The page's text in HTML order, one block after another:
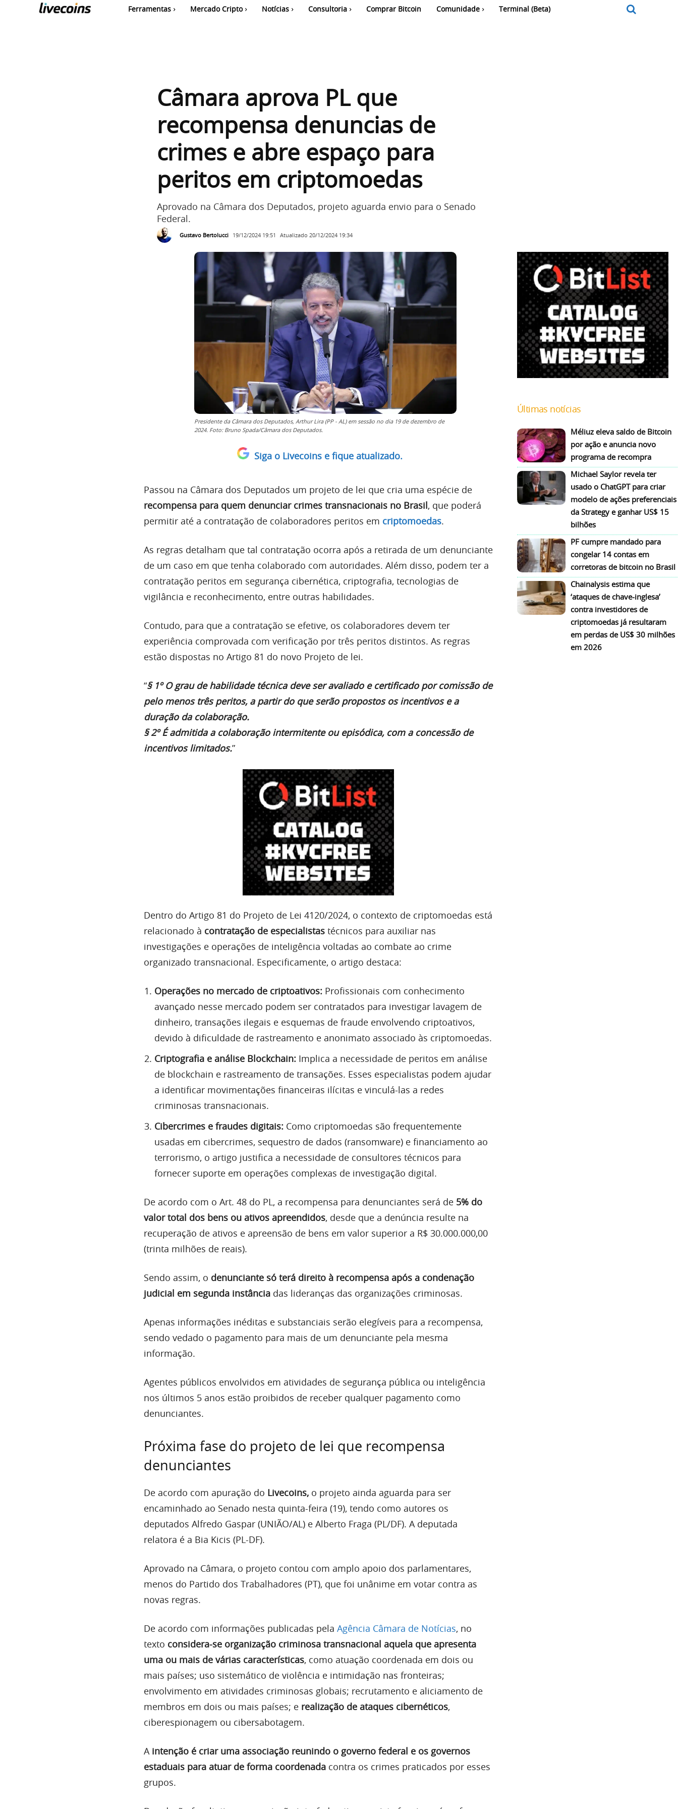
Ferramentas Mercado Cripto Notícias Consultoria Comprar Bitcoin Comunidade Terminal (Beta)
Câmara aprova PL que
recompensa denuncias de
crimes e abre espaço para
peritos em criptomoedas
Aprovado na Câmara dos Deputados, projeto aguarda envio para o Senado
Federal.
Gustavo Bertolucci 19/12/2024 19:51 Atualizado 20/12/2024 19:34
Presidente da Câmara dos Deputados, Arthur Lira (PP - AL) em sessão no dia 19 de dezembro de
2024. Foto: Bruno Spada/Câmara dos Deputados.
Siga o Livecoins e fique atualizado.
Passou na Câmara dos Deputados um projeto de lei que cria uma espécie de
recompensa para quem denunciar crimes transnacionais no Brasil, que poderá
permitir até a contratação de colaboradores peritos em criptomoedas.
As regras detalham que tal contratação ocorra após a retirada de um denunciante
de um caso em que tenha colaborado com autoridades. Além disso, podem ter a
contratação peritos em segurança cibernética, criptografia, tecnologias de
vigilância e reconhecimento, entre outras habilidades.
Contudo, para que a contratação se efetive, os colaboradores devem ter
experiência comprovada com verificação por três peritos distintos. As regras
estão dispostas no Artigo 81 do novo Projeto de lei.
“§ 1º O grau de habilidade técnica deve ser avaliado e certificado por comissão de
pelo menos três peritos, a partir do que serão propostos os incentivos e a
duração da colaboração.
§ 2º É admitida a colaboração intermitente ou episódica, com a concessão de
incentivos limitados.”
Dentro do Artigo 81 do Projeto de Lei 4120/2024, o contexto de criptomoedas está
relacionado à contratação de especialistas técnicos para auxiliar nas
investigações e operações de inteligência voltadas ao combate ao crime
organizado transnacional. Especificamente, o artigo destaca:
Operações no mercado de criptoativos: Profissionais com conhecimento
avançado nesse mercado podem ser contratados para investigar lavagem de
dinheiro, transações ilegais e esquemas de fraude envolvendo criptoativos,
devido à dificuldade de rastreamento e anonimato associado às criptomoedas.
Criptografia e análise Blockchain: Implica a necessidade de peritos em análise
de blockchain e rastreamento de transações. Esses especialistas podem ajudar
a identificar movimentações financeiras ilícitas e vinculá-las a redes
criminosas transnacionais.
Cibercrimes e fraudes digitais: Como criptomoedas são frequentemente
usadas em cibercrimes, sequestro de dados (ransomware) e financiamento ao
terrorismo, o artigo justifica a necessidade de consultores técnicos para
fornecer suporte em operações complexas de investigação digital.
De acordo com o Art. 48 do PL, a recompensa para denunciantes será de 5% do
valor total dos bens ou ativos apreendidos, desde que a denúncia resulte na
recuperação de ativos e apreensão de bens em valor superior a R$ 30.000.000,00
(trinta milhões de reais)​.
Sendo assim, o denunciante só terá direito à recompensa após a condenação
judicial em segunda instância das lideranças das organizações criminosas.
Apenas informações inéditas e substanciais serão elegíveis para a recompensa,
sendo vedado o pagamento para mais de um denunciante pela mesma
informação​.
Agentes públicos envolvidos em atividades de segurança pública ou inteligência
nos últimos 5 anos estão proibidos de receber qualquer pagamento como
denunciantes​.
Próxima fase do projeto de lei que recompensa
denunciantes
De acordo com apuração do Livecoins, o projeto ainda aguarda para ser
encaminhado ao Senado nesta quinta-feira (19), tendo como autores os
deputados Alfredo Gaspar (UNIÃO/AL) e Alberto Fraga (PL/DF). A deputada
relatora é a Bia Kicis (PL-DF).
Aprovado na Câmara, o projeto contou com amplo apoio dos parlamentares,
menos do Partido dos Trabalhadores (PT), que foi unânime em votar contra as
novas regras.
De acordo com informações publicadas pela Agência Câmara de Notícias, no
texto considera-se organização criminosa transnacional aquela que apresenta
uma ou mais de várias características, como atuação coordenada em dois ou
mais países; uso sistemático de violência e intimidação nas fronteiras;
envolvimento em atividades criminosas globais; recrutamento e aliciamento de
membros em dois ou mais países; e realização de ataques cibernéticos,
ciberespionagem ou cibersabotagem.
A intenção é criar uma associação reunindo o governo federal e os governos
estaduais para atuar de forma coordenada contra os crimes praticados por esses
grupos.
Últimas notícias
Méliuz eleva saldo de Bitcoin
por ação e anuncia novo
programa de recompra
Michael Saylor revela ter
usado o ChatGPT para criar
modelo de ações preferenciais
da Strategy e ganhar US$ 15
bilhões
PF cumpre mandado para
congelar 14 contas em
corretoras de bitcoin no Brasil
Chainalysis estima que
‘ataques de chave-inglesa’
contra investidores de
criptomoedas já resultaram
em perdas de US$ 30 milhões
em 2026